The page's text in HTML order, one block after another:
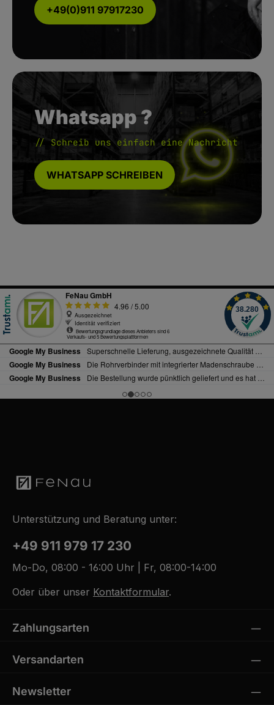
+49(0)911 97917230
Whatsapp ?
// Schreib uns einfach eine Nachricht
WHATSAPP SCHREIBEN
Unterstützung und Beratung unter:
+49 911 979 17 230
Mo-Do, 08:00 - 16:00 Uhr | Fr, 08:00-14:00
Oder über unser Kontaktformular.
Zahlungsarten
Versandarten
Newsletter